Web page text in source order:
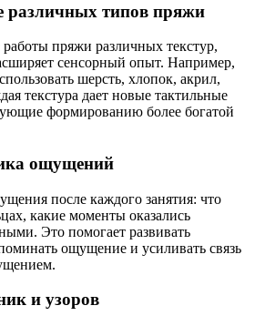
различных типов пряжи
пряжи различных текстур,
сенсорный опыт. Например,
шерсть, хлопок, акрил,
текстура дает новые тактильные
формированию более богатой
ощущений
после каждого занятия: что
какие моменты оказались
Это помогает развивать
ощущение и усиливать связь
и узоров